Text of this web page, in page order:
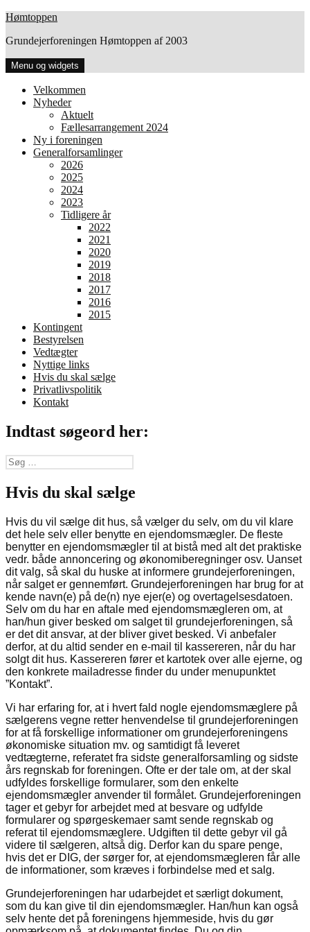
Hop
indhold
Hømtoppen
Grundejerforeningen Hømtoppen af 2003
Menu og widgets
Velkommen
Nyheder
Aktuelt
Fællesarrangement 2024
Ny i foreningen
Generalforsamlinger
2026
2025
2024
2023
Tidligere år
2022
2021
2020
2019
2018
2017
2016
2015
Kontingent
Bestyrelsen
Vedtægter
Nyttige links
Hvis du skal sælge
Privatlivspolitik
Kontakt
Indtast søgeord her:
Søg
efter:
Hvis du skal sælge
Hvis du vil sælge dit hus, så vælger du selv, om du vil klare
det hele selv eller benytte en ejendomsmægler. De fleste
benytter en ejendomsmægler til at bistå med alt det praktiske
vedr. både annoncering og økonomi­beregninger osv. Uanset
dit valg, så skal du huske at informere grundejerforeningen,
når salget er gennemført. Grundejerforeningen har brug for at
kende navn(e) på de(n) nye ejer(e) og overtagelsesdato­en.
Selv om du har en aftale med ejendomsmægleren om, at
han/hun giver besked om salget til grundejerforeningen, så
er det dit ansvar, at der bliver givet besked. Vi anbefaler
derfor, at du altid sender en e-mail til kassereren, når du har
solgt dit hus. Kassereren fører et kartotek over alle ejerne, og
den konkrete mailadresse finder du under menupunktet
”Kontakt”.
Vi har erfaring for, at i hvert fald nogle ejendomsmæglere på
sælgerens vegne retter henvendelse til grundejerforeningen
for at få forskellige informationer om grundejerforeningens
økonomiske situation mv. og samti­digt få leveret
vedtægterne, referatet fra sidste generalforsamling og sidste
års regnskab for foreningen. Ofte er der tale om, at der skal
udfyldes forskellige formularer, som den enkelte
ejendomsmægler anvender til formålet. Grundejerforeningen
tager et gebyr for arbejdet med at besvare og udfylde
formularer og spørgeskemaer samt sende regnskab og
referat til ejendomsmæglere. Udgiften til dette gebyr vil gå
videre til sælgeren, altså dig. Derfor kan du spare penge,
hvis det er DIG, der sørger for, at ejendomsmægleren får alle
de informationer, som kræves i forbindelse med et salg.
Grundejerforeningen har udarbejdet et særligt dokument,
som du kan give til din ejendomsmægler. Han/hun kan også
selv hente det på foreningens hjemmeside, hvis du gør